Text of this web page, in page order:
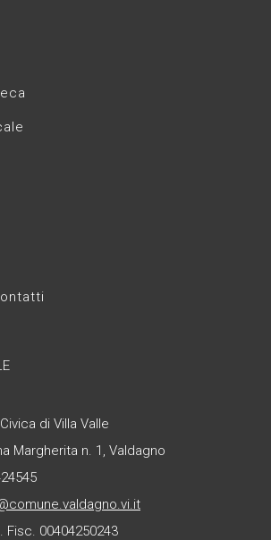
di Villa Valle
Margherita n. 1, Valdagno
Fisc. 00404250243